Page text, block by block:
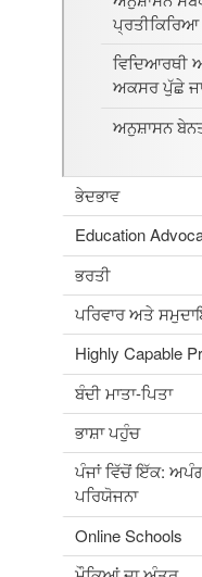
ਪ੍ਰਤੀਕਿਰਿਆ
ਵਿਦਿਆਰਥੀ
ਅਕਸਰ ਪੁੱਛੇ
ਅਨੁਸ਼ਾਸਨ
ਭੇਦਭਾਵ
Education
ਭਰਤੀ
ਪਰਿਵਾਰ ਅਤੇ
Highly Capable
ਬੰਦੀ ਮਾਤਾ-ਪਿਤਾ
ਭਾਸ਼ਾ ਪਹੁੰਚ
ਪੰਜਾਂ ਵਿੱਚੋਂ ਇੱਕ:
ਪਰਿਯੋਜਨਾ
Online Schools